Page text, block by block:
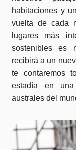
habitaciones y
vuelta de cada
lugares más
sostenibles es
recibirá a un
te contaremos
estadía en
australes del